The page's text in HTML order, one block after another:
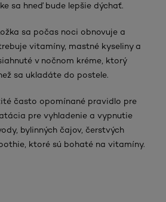
sa hneď bude lepšie dýchať.
sa počas noci obnovuje a
vitamíny, mastné kyseliny a
v nočnom kréme, ktorý
sa ukladáte do postele.
často opomínané pravidlo pre
pre vyhladenie a vypnutie
bylinných čajov, čerstvých
ktoré sú bohaté na vitamíny.